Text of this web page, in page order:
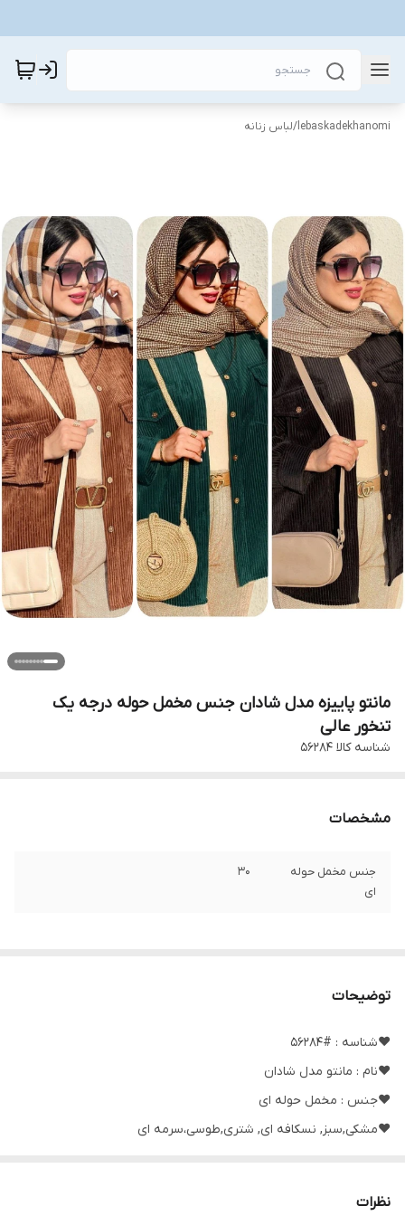
lebaskadekhanomi
/لباس زنانه
مانتو پاییزه مدل شادان جنس مخمل حوله درجه یک
تنخور عالی
شناسه کالا ۵۶۲۸۴
مشخصات
جنس مخمل حوله
ای
۳۰
توضیحات
❤️شناسه : #56284
❤️نام : مانتو مدل شادان
❤️جنس : مخمل حوله ای
❤️مشکی,سبز, نسکافه ای, شتری,طوسی،سرمه ای
نظرات